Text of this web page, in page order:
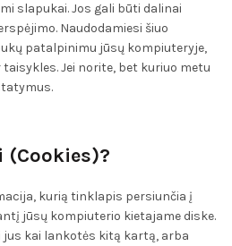
slapukai. Jos gali būti dalinai
Naudodamiesi šiuo
patalpinimu jūsų kompiuteryje,
Jei norite, bet kuriuo metu
(Cookies)?
kurią tinklapis persiunčia į
jūsų kompiuterio kietajame diske.
kai lankotės kitą kartą, arba